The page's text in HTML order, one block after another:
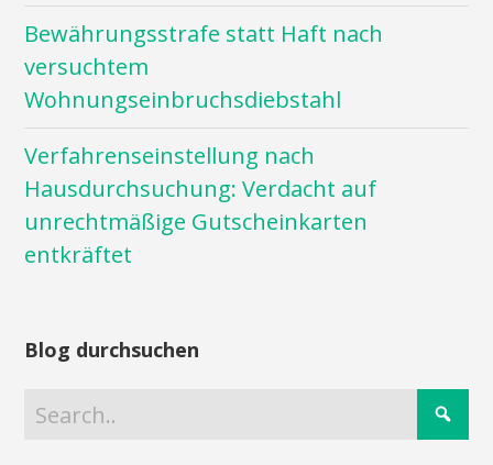
Bewährungsstrafe statt Haft nach
versuchtem
Wohnungseinbruchsdiebstahl
Verfahrenseinstellung nach
Hausdurchsuchung: Verdacht auf
unrechtmäßige Gutscheinkarten
entkräftet
Blog durchsuchen